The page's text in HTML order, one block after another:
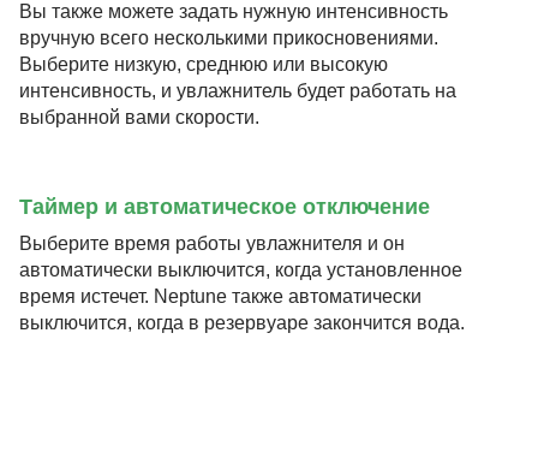
Вы также можете задать нужную интенсивность
вручную всего несколькими прикосновениями.
Выберите низкую, среднюю или высокую
интенсивность, и увлажнитель будет работать на
выбранной вами скорости.
Таймер и автоматическое отключение
Выберите время работы увлажнителя и он
автоматически выключится, когда установленное
время истечет. Neptune также автоматически
выключится, когда в резервуаре закончится вода.